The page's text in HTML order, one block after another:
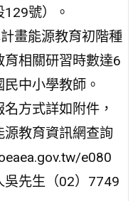
號）。
畫能源教育初階種
相關研習時數達6
中小學教師。
方式詳如附件，
教育資訊網查詢
e080
先生（02）7749